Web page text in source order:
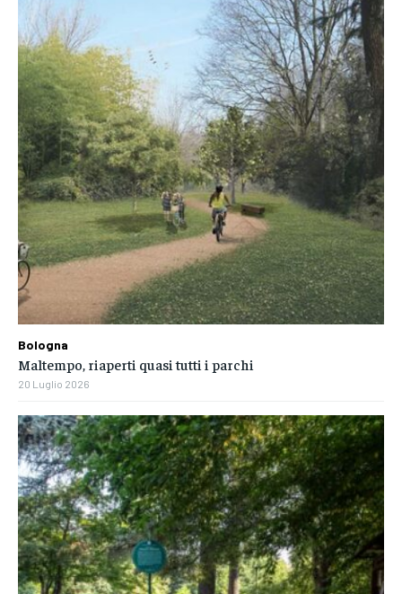
Bologna
Maltempo, riaperti quasi tutti i parchi
20 Luglio 2026